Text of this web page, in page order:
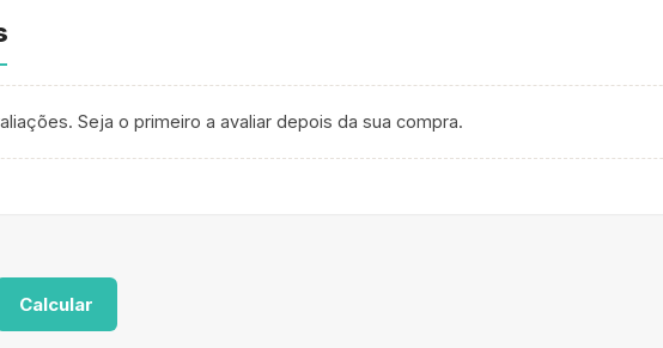
Seja o primeiro a avaliar depois da sua compra.
Calcular